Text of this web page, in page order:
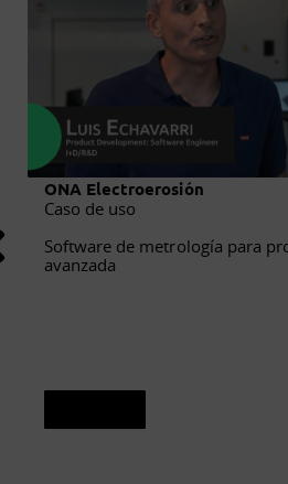
ONA Electroerosión
Caso de uso
Software de metrología para
avanzada